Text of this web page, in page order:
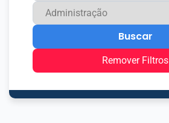
Buscar
Remover Filtros